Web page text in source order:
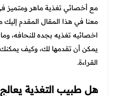
عروض العناية بالشعر
عروض الرجال
عروض جراحات التجميل
عروض قسم الطوارئ
عروض المختبر
عروض الاشعة
عروض الباطنة
مع أخصائي تغذية ماهر ومتميز
معنا في هذا المقال المقدم
اخصائيه تغذيه بجده للنحافه،
يمكن أن تقدمها لك، وكيف
القراءة.
هل طبيب التغذية يعالج